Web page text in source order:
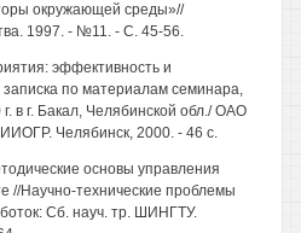
окружающей среды»//
1997. - №11. - С. 45-56.
эффективность и
по материалам семинара,
в г. Бакал, Челябинской обл./ ОАО
Челябинск, 2000. - 46 с.
основы управления
//Научно-технические проблемы
Сб. науч. тр. ШИНГТУ.